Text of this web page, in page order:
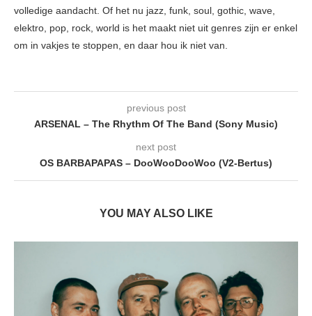
volledige aandacht. Of het nu jazz, funk, soul, gothic, wave,
elektro, pop, rock, world is het maakt niet uit genres zijn er enkel
om in vakjes te stoppen, en daar hou ik niet van.
previous post
ARSENAL – The Rhythm Of The Band (Sony Music)
next post
OS BARBAPAPAS – DooWooDooWoo (V2-Bertus)
YOU MAY ALSO LIKE